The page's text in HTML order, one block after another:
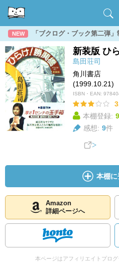
NEW 「ブクログ・ブック第二弾
新装版 ひ
島田荘司
角川書店
(1999.10.21)
ISBN・EAN:
本棚登録:
感想: 9件
本棚に
Amazon
詳細ページへ
本ページはアフィリエイトプロ